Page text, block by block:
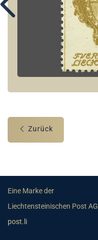
Zurück
Eine Marke der
Liechtensteinischen Post AG
post.li